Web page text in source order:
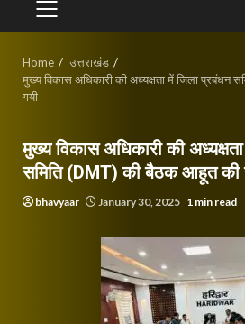
PRIMARY
Home
उत्तराखंड
मुख्य विकास अधिकारी की अध्यक्षता में जिला
गयी
मुख्य विकास अधिकारी की
समिति (DMT) की बैठक आहूत की
bhavyaar January 30, 2025 1 min read